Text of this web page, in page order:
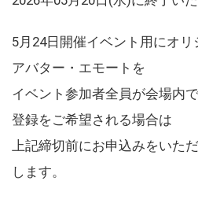
5月24日開催イベント用にオリ
アバター・エモートを
イベント参加者全員が会場内
登録をご希望される場合は
上記締切前にお申込みをいた
します。